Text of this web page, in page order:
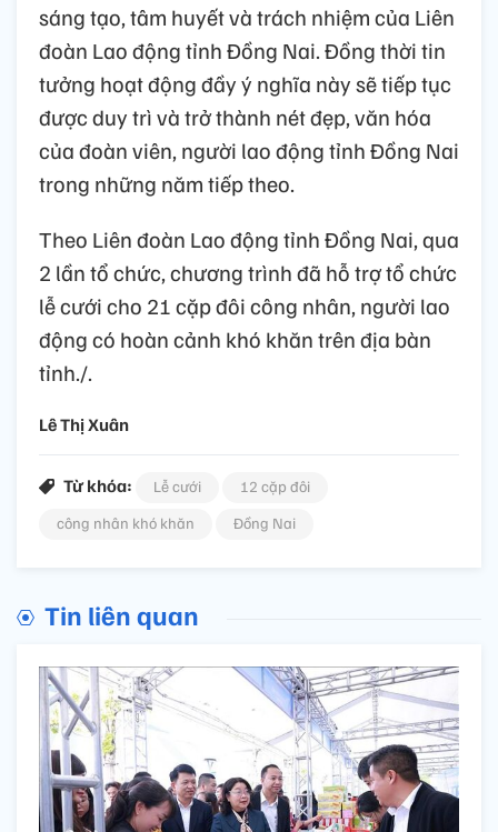
sáng tạo, tâm huyết và trách nhiệm của Liên
đoàn Lao động tỉnh Đồng Nai. Đồng thời tin
tưởng hoạt động đầy ý nghĩa này sẽ tiếp tục
được duy trì và trở thành nét đẹp, văn hóa
của đoàn viên, người lao động tỉnh Đồng Nai
trong những năm tiếp theo.
Theo Liên đoàn Lao động tỉnh Đồng Nai, qua
2 lần tổ chức, chương trình đã hỗ trợ tổ chức
lễ cưới cho 21 cặp đôi công nhân, người lao
động có hoàn cảnh khó khăn trên địa bàn
tỉnh./.
Lê Thị Xuân
Từ khóa: Lễ cưới
12 cặp đôi
công nhân khó khăn
Đồng Nai
Tin liên quan